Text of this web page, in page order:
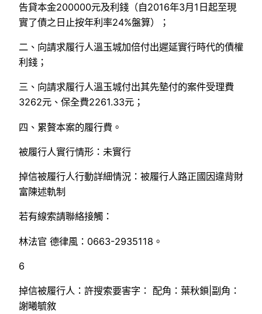
告貸本金200000元及利錢（自2016年3月1日起至現
實了債之日止按年利率24%盤算）；
二、向請求履行人溫玉城加倍付出遲延實行時代的債權
利錢；
三、向請求履行人溫玉城付出其先墊付的案件受理費
3262元、保全費2261.33元；
四、累贅本案的履行費。
被履行人實行情形：未實行
掉信被履行人行動詳細情況：被履行人路正國因違背財
富陳述軌制
若有線索請聯絡接觸：
林法官 德律風：0663-2935118。
6
掉信被履行人：許搜索要害字： 配角：葉秋鎖|副角：
謝曦毓敘